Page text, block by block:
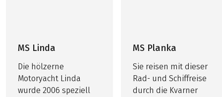
MS Linda
Die hölzerne
Motoryacht Linda
wurde 2006 speziell
MS Planka
Sie reisen mit dieser
Rad- und Schiffreise
durch die Kvarner